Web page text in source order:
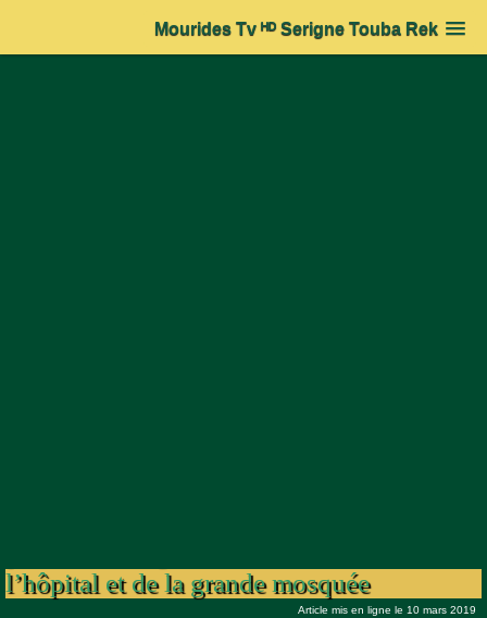
Mourides Tv ᴴᴰ Serigne Touba Rek
l’hôpital et de la grande mosquée
Article mis en ligne le 10 mars 2019